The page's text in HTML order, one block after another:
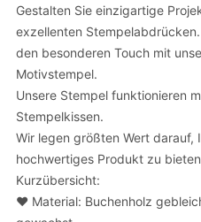
Gestalten Sie einzigartige
exzellenten
den besonderen Touch mit
Motivstempel.
Unsere Stempel funktionieren
Stempelkissen.
Wir legen größten Wert darauf,
hochwertiges Produkt zu
Kurzübersicht:
❤️ Material: Buchenholz